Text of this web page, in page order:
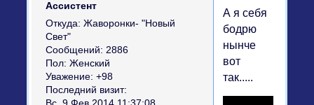
Ассистент
Откуда: Жаворонки- "Новый
Свет"
Сообщений: 2886
Пол: Женский
Уважение: +98
Последний визит:
А я себя
бодрю
нынче
вот
так.....